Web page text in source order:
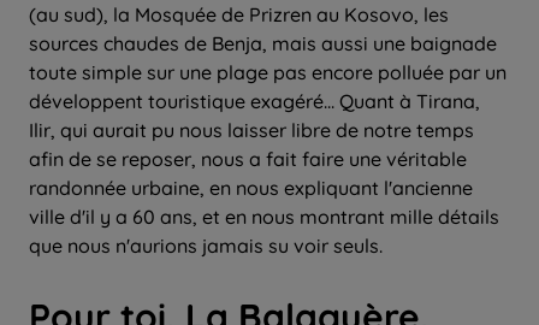
(au sud), la Mosquée de Prizren au Kosovo, les
sources chaudes de Benja, mais aussi une baignade
toute simple sur une plage pas encore polluée par un
développent touristique exagéré... Quant à Tirana,
Ilir, qui aurait pu nous laisser libre de notre temps
afin de se reposer, nous a fait faire une véritable
randonnée urbaine, en nous expliquant l'ancienne
ville d'il y a 60 ans, et en nous montrant mille détails
que nous n'aurions jamais su voir seuls.